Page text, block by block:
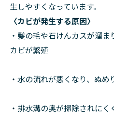
生しやすくなっています。
〈カビが発生する原因〉
・髪の毛や石けんカスが溜
カビが繁殖
・水の流れが悪くなり、ぬ
・排水溝の奥が掃除されにく